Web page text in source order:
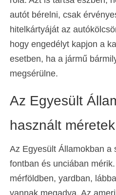
autót bérelni, csak
hitelkártyáját az
hogy engedélyt kapjon a
esetben, ha a jármű
megsérülne.
Az Egyesült
használt
Az Egyesült Államokban a
fontban és unciában
mérföldben, yardban,